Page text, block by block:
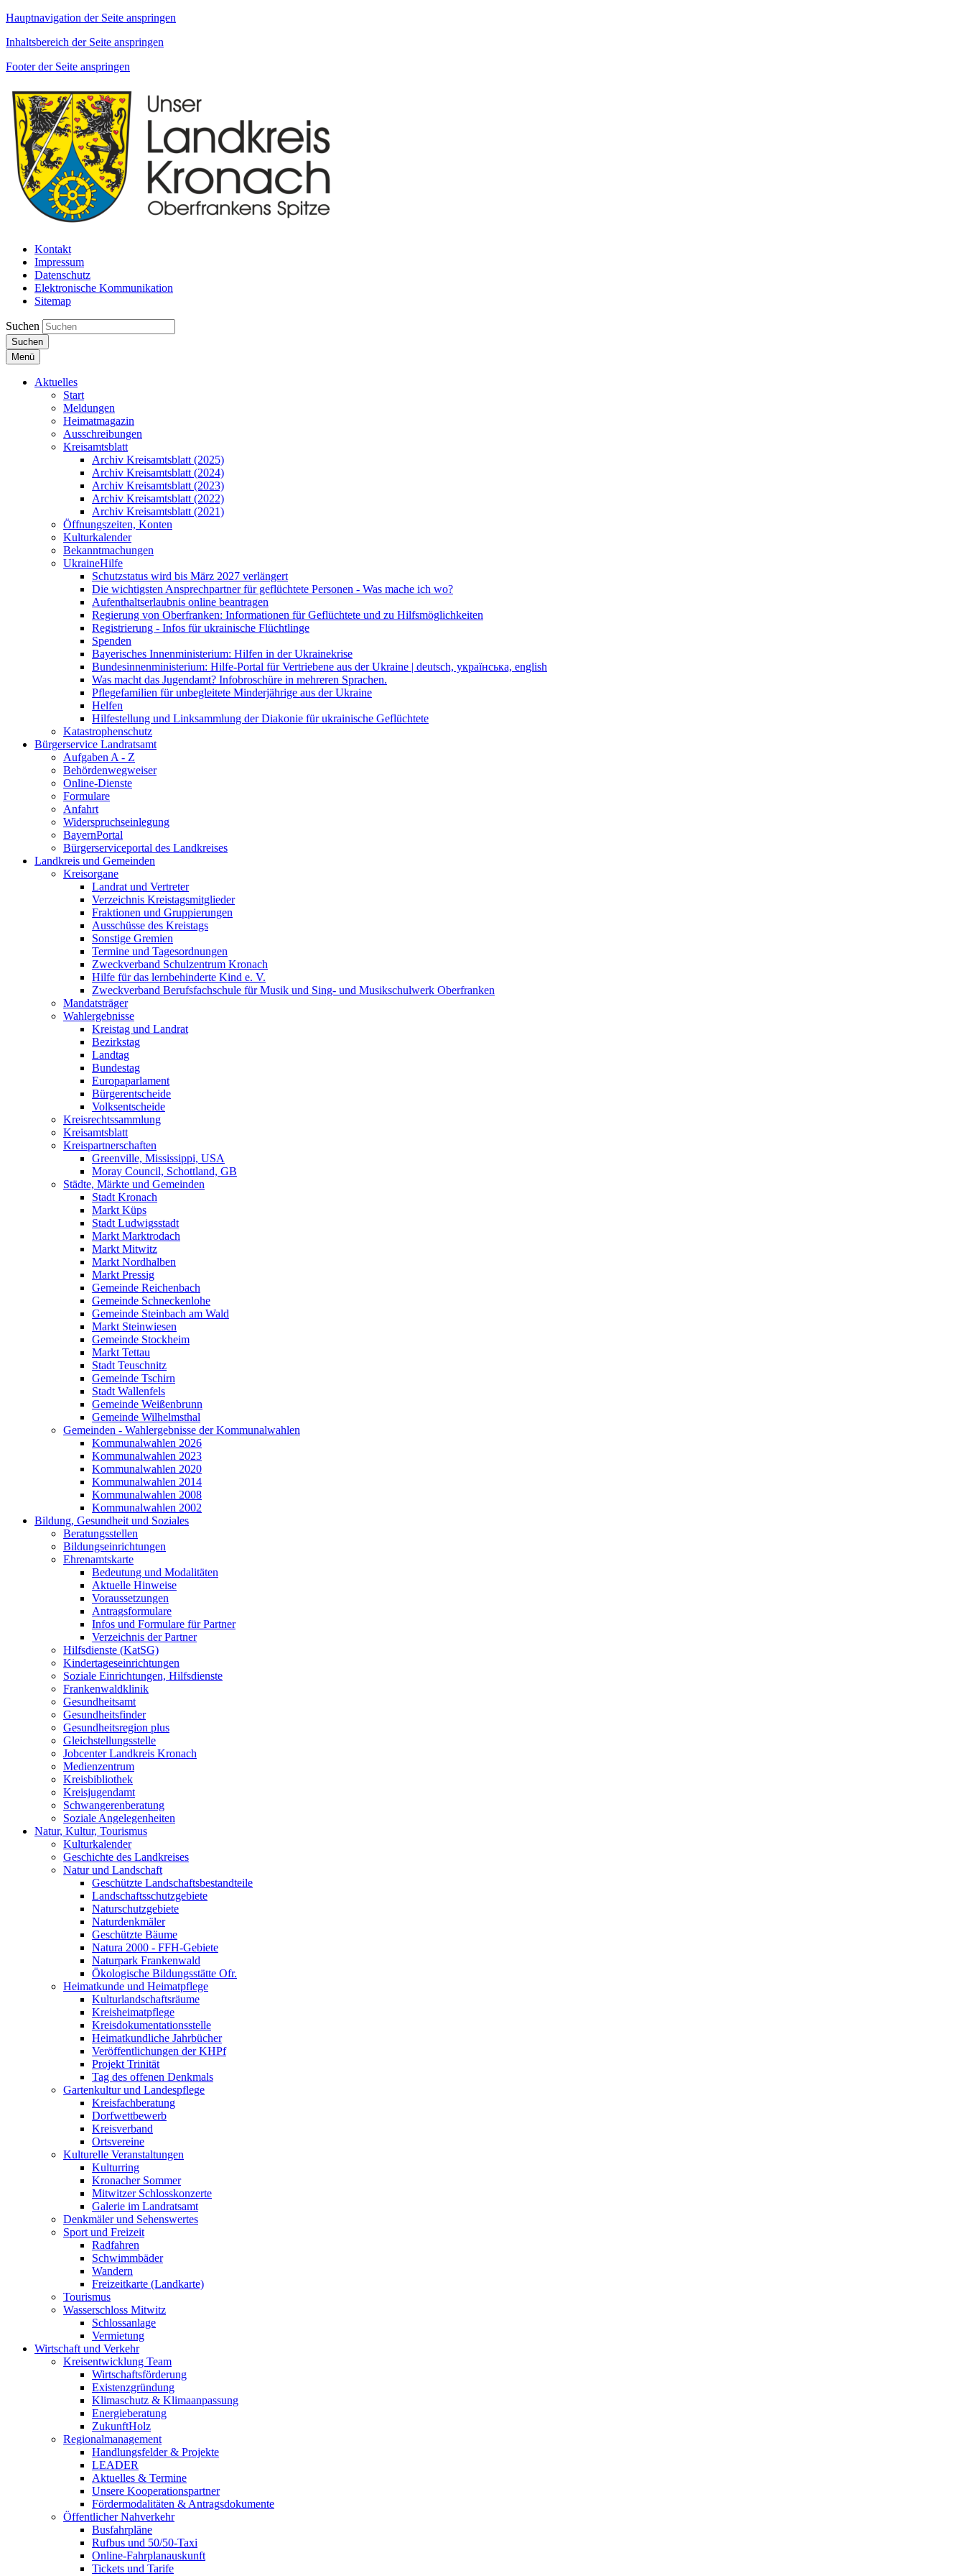
Hauptnavigation der Seite anspringen
Inhaltsbereich der Seite anspringen
Footer der Seite anspringen
Kontakt
Impressum
Datenschutz
Elektronische Kommunikation
Sitemap
Suchen
Suchen
Menü
Aktuelles
Start
Meldungen
Heimatmagazin
Ausschreibungen
Kreisamtsblatt
Archiv Kreisamtsblatt (2025)
Archiv Kreisamtsblatt (2024)
Archiv Kreisamtsblatt (2023)
Archiv Kreisamtsblatt (2022)
Archiv Kreisamtsblatt (2021)
Öffnungszeiten, Konten
Kulturkalender
Bekanntmachungen
UkraineHilfe
Schutzstatus wird bis März 2027 verlängert
Die wichtigsten Ansprechpartner für geflüchtete Personen - Was mache ich wo?
Aufenthaltserlaubnis online beantragen
Regierung von Oberfranken: Informationen für Geflüchtete und zu Hilfsmöglichkeiten
Registrierung - Infos für ukrainische Flüchtlinge
Spenden
Bayerisches Innenministerium: Hilfen in der Ukrainekrise
Bundesinnenministerium: Hilfe-Portal für Vertriebene aus der Ukraine | deutsch, українська, english
Was macht das Jugendamt? Infobroschüre in mehreren Sprachen.
Pflegefamilien für unbegleitete Minderjährige aus der Ukraine
Helfen
Hilfestellung und Linksammlung der Diakonie für ukrainische Geflüchtete
Katastrophenschutz
Bürgerservice Landratsamt
Aufgaben A - Z
Behördenwegweiser
Online-Dienste
Formulare
Anfahrt
Widerspruchseinlegung
BayernPortal
Bürgerserviceportal des Landkreises
Landkreis und Gemeinden
Kreisorgane
Landrat und Vertreter
Verzeichnis Kreistagsmitglieder
Fraktionen und Gruppierungen
Ausschüsse des Kreistags
Sonstige Gremien
Termine und Tagesordnungen
Zweckverband Schulzentrum Kronach
Hilfe für das lernbehinderte Kind e. V.
Zweckverband Berufsfachschule für Musik und Sing- und Musikschulwerk Oberfranken
Mandatsträger
Wahlergebnisse
Kreistag und Landrat
Bezirkstag
Landtag
Bundestag
Europaparlament
Bürgerentscheide
Volksentscheide
Kreisrechtssammlung
Kreisamtsblatt
Kreispartnerschaften
Greenville, Mississippi, USA
Moray Council, Schottland, GB
Städte, Märkte und Gemeinden
Stadt Kronach
Markt Küps
Stadt Ludwigsstadt
Markt Marktrodach
Markt Mitwitz
Markt Nordhalben
Markt Pressig
Gemeinde Reichenbach
Gemeinde Schneckenlohe
Gemeinde Steinbach am Wald
Markt Steinwiesen
Gemeinde Stockheim
Markt Tettau
Stadt Teuschnitz
Gemeinde Tschirn
Stadt Wallenfels
Gemeinde Weißenbrunn
Gemeinde Wilhelmsthal
Gemeinden - Wahlergebnisse der Kommunalwahlen
Kommunalwahlen 2026
Kommunalwahlen 2023
Kommunalwahlen 2020
Kommunalwahlen 2014
Kommunalwahlen 2008
Kommunalwahlen 2002
Bildung, Gesundheit und Soziales
Beratungsstellen
Bildungseinrichtungen
Ehrenamtskarte
Bedeutung und Modalitäten
Aktuelle Hinweise
Voraussetzungen
Antragsformulare
Infos und Formulare für Partner
Verzeichnis der Partner
Hilfsdienste (KatSG)
Kindertageseinrichtungen
Soziale Einrichtungen, Hilfsdienste
Frankenwaldklinik
Gesundheitsamt
Gesundheitsfinder
Gesundheitsregion plus
Gleichstellungsstelle
Jobcenter Landkreis Kronach
Medienzentrum
Kreisbibliothek
Kreisjugendamt
Schwangerenberatung
Soziale Angelegenheiten
Natur, Kultur, Tourismus
Kulturkalender
Geschichte des Landkreises
Natur und Landschaft
Geschützte Landschaftsbestandteile
Landschaftsschutzgebiete
Naturschutzgebiete
Naturdenkmäler
Geschützte Bäume
Natura 2000 - FFH-Gebiete
Naturpark Frankenwald
Ökologische Bildungsstätte Ofr.
Heimatkunde und Heimatpflege
Kulturlandschaftsräume
Kreisheimatpflege
Kreisdokumentationsstelle
Heimatkundliche Jahrbücher
Veröffentlichungen der KHPf
Projekt Trinität
Tag des offenen Denkmals
Gartenkultur und Landespflege
Kreisfachberatung
Dorfwettbewerb
Kreisverband
Ortsvereine
Kulturelle Veranstaltungen
Kulturring
Kronacher Sommer
Mitwitzer Schlosskonzerte
Galerie im Landratsamt
Denkmäler und Sehenswertes
Sport und Freizeit
Radfahren
Schwimmbäder
Wandern
Freizeitkarte (Landkarte)
Tourismus
Wasserschloss Mitwitz
Schlossanlage
Vermietung
Wirtschaft und Verkehr
Kreisentwicklung Team
Wirtschaftsförderung
Existenzgründung
Klimaschutz & Klimaanpassung
Energieberatung
ZukunftHolz
Regionalmanagement
Handlungsfelder & Projekte
LEADER
Aktuelles & Termine
Unsere Kooperationspartner
Fördermodalitäten & Antragsdokumente
Öffentlicher Nahverkehr
Busfahrpläne
Rufbus und 50/50-Taxi
Online-Fahrplanauskunft
Tickets und Tarife